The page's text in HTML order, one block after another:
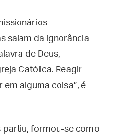
saiam da ignorância
de Deus,
Católica. Reagir
alguma coisa”, é
partiu, formou-se como